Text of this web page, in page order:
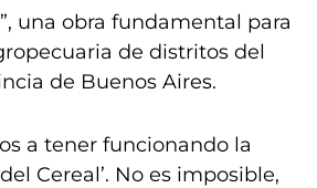
una obra fundamental para
de distritos del
de Buenos Aires.
a tener funcionando la
Cereal’. No es imposible,